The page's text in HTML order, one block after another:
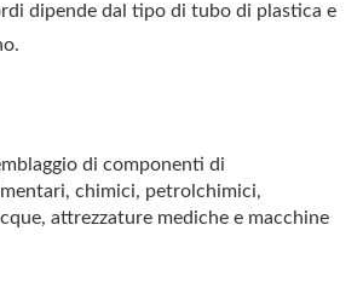
dipende dal tipo di tubo di plastica e
di componenti di
chimici, petrolchimici,
attrezzature mediche e macchine